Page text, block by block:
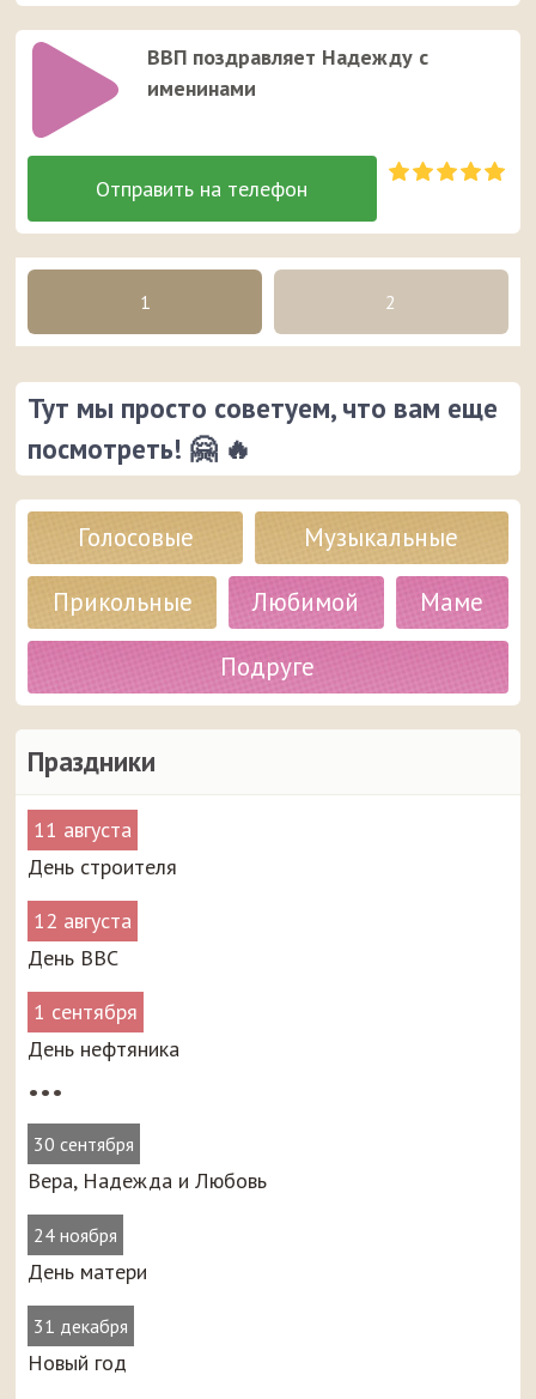
Праздники
11 августа
День строителя
12 августа
День ВВС
1 сентября
День нефтяника
•••
30 сентября
Вера, Надежда и Любовь
24 ноября
День матери
31 декабря
Новый год
ВВП поздравляет Надежду с
именинами
1 2
Тут мы просто советуем, что вам еще
посмотреть! 🤗 🔥
Голосовые
Музыкальные
Прикольные
Любимой
Маме
Подруге